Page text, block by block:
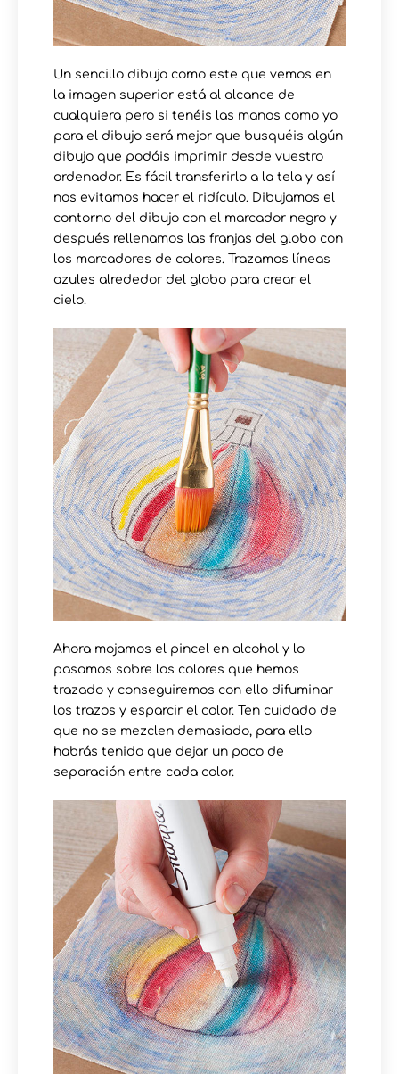
Un sencillo dibujo como este que vemos en
la imagen superior está al alcance de
cualquiera pero si tenéis las manos como yo
para el dibujo será mejor que busquéis algún
dibujo que podáis imprimir desde vuestro
ordenador. Es fácil transferirlo a la tela y así
nos evitamos hacer el ridículo. Dibujamos el
contorno del dibujo con el marcador negro y
después rellenamos las franjas del globo con
los marcadores de colores. Trazamos líneas
azules alrededor del globo para crear el
cielo.
Ahora mojamos el pincel en alcohol y lo
pasamos sobre los colores que hemos
trazado y conseguiremos con ello difuminar
los trazos y esparcir el color. Ten cuidado de
que no se mezclen demasiado, para ello
habrás tenido que dejar un poco de
separación entre cada color.